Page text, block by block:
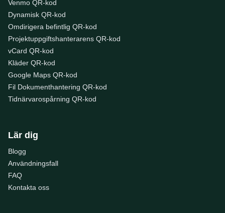
Venmo QR-kod
Dynamisk QR-kod
Omdirigera befintlig QR-kod
Projektuppgiftshanterarens QR-kod
vCard QR-kod
Kläder QR-kod
Google Maps QR-kod
Fil Dokumenthantering QR-kod
Tidnärvarospårning QR-kod
Lär dig
Blogg
Användningsfall
FAQ
Kontakta oss